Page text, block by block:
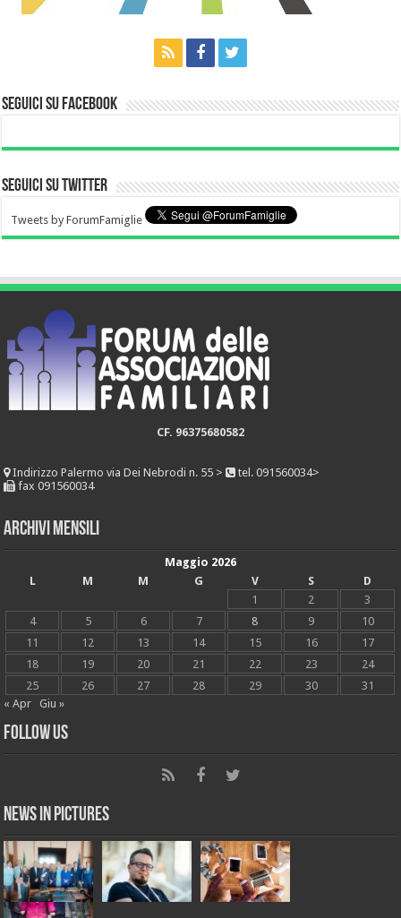
Seguici su Facebook
Seguici su Twitter
Tweets by ForumFamiglie
CF. 96375680582
IndirizzoPalermo via Dei Nebrodi n. 55 >
tel. 091560034>
fax 091560034
Archivi mensili
Maggio 2026
L
M M G V S
D
1
2
3
4
5 6 7 8 9
10
11
12 13 14 15 16
17
18
19 20 21 22 23
24
25
26 27 28 29 30
31
« Apr
Giu »
Follow Us
News in Pictures